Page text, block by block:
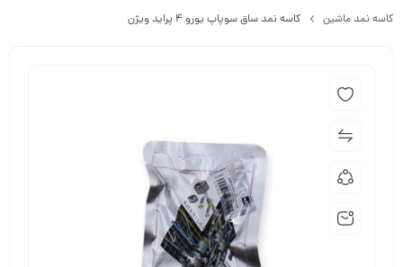
کاسه نمد ماشین کاسه نمد ساق سوپاپ یورو 4 پراید ویژن